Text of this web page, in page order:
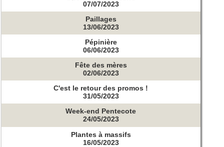
07/07/2023
Paillages
13/06/2023
Pépinière
06/06/2023
Fête des mères
02/06/2023
C'est le retour des promos !
31/05/2023
Week-end Pentecote
24/05/2023
Plantes à massifs
16/05/2023